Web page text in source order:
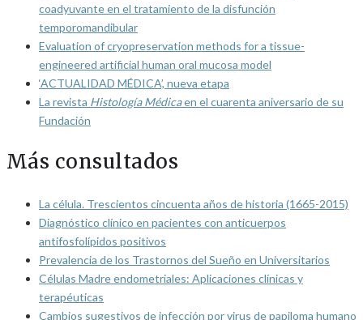
coadyuvante en el tratamiento de la disfunción
temporomandibular
Evaluation of cryopreservation methods for a tissue-
engineered artificial human oral mucosa model
‘ACTUALIDAD MÉDICA’, nueva etapa
La revista Histología Médicaen el cuarenta aniversario de su
Fundación
Más consultados
La célula. Trescientos cincuenta años de historia (1665-2015)
Diagnóstico clínico en pacientes con anticuerpos
antifosfolípidos positivos
Prevalencia de los Trastornos del Sueño en Universitarios
Células Madre endometriales: Aplicaciones clínicas y
terapéuticas
Cambios sugestivos de infección por virus de papiloma humano